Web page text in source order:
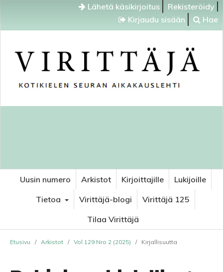
Lähetä käsikirjoitus
Rekisteröidy
Kirjaudu sisään
Hae
Uusin numero Arkistot Kirjoittajille
Lukijoille
Tietoa
Virittäjä-blogi
Virittäjä 125
Tilaa Virittäjä
Etusivu / Arkistot / Vol 129 Nro 2 (2025) / Kirjallisuutta